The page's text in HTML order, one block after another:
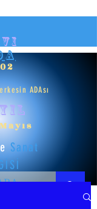
ADAsı
Sanat